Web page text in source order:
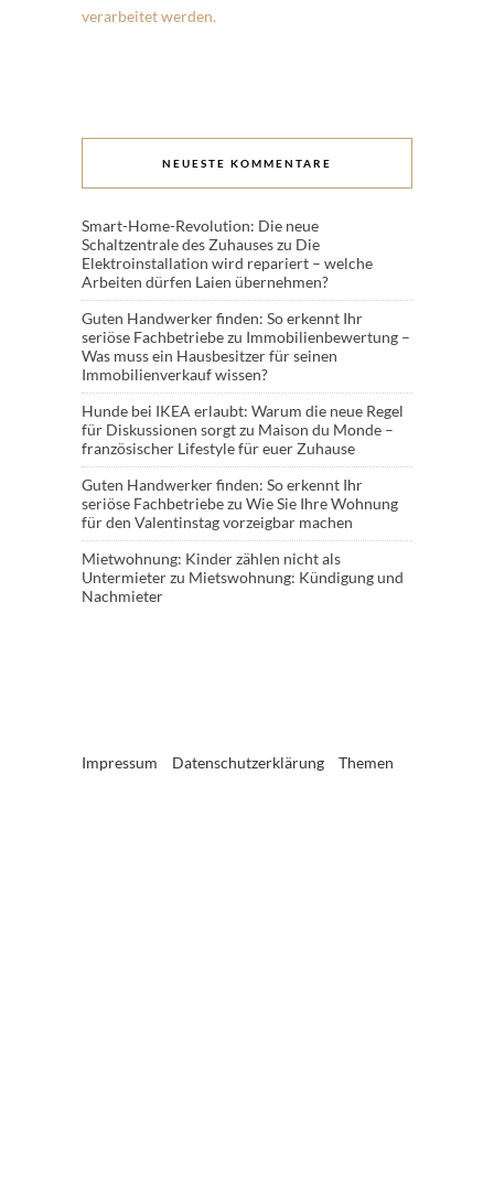
verarbeitet werden.
NEUESTE KOMMENTARE
Smart-Home-Revolution: Die neue
Schaltzentrale des Zuhauseszu Die
Elektroinstallation wird repariert – welche
Arbeiten dürfen Laien übernehmen?
Guten Handwerker finden: So erkennt Ihr
seriöse Fachbetriebezu Immobilienbewertung –
Was muss ein Hausbesitzer für seinen
Immobilienverkauf wissen?
Hunde bei IKEA erlaubt: Warum die neue Regel
für Diskussionen sorgtzu Maison du Monde –
französischer Lifestyle für euer Zuhause
Guten Handwerker finden: So erkennt Ihr
seriöse Fachbetriebezu Wie Sie Ihre Wohnung
für den Valentinstag vorzeigbar machen
Mietwohnung: Kinder zählen nicht als
Untermieterzu Mietswohnung: Kündigung und
Nachmieter
Impressum Datenschutzerklärung Themen